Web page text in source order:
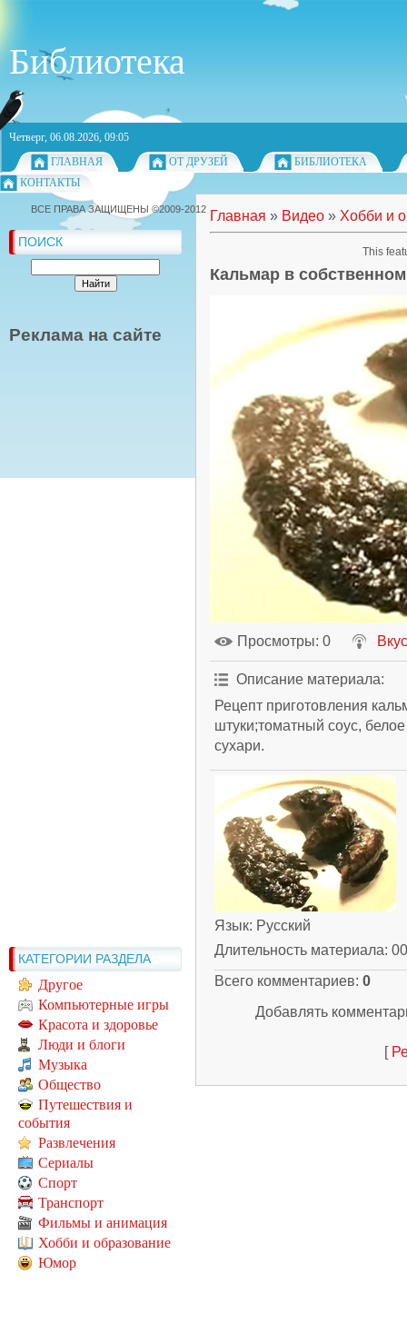
Библиотека
Четверг, 06.08.2026, 09:05
ГЛАВНАЯ
ОТ ДРУЗЕЙ
БИБЛИОТЕКА
КОНТАКТЫ
ПОИСК
Реклама на сайте
КАТЕГОРИИ РАЗДЕЛА
Другое
Компьютерные игры
Красота и здоровье
Люди и блоги
Музыка
Общество
Путешествия и
события
Развлечения
Сериалы
Спорт
Транспорт
Фильмы и анимация
Хобби и образование
Юмор
Главная » Видео » Хобби и
Кальмар в
Просмотры: 0
Описание материала:
Рецепт приготовления
штуки;томатный соус,
сухари.
Язык: Русский
Длительность материала:
Всего комментариев: 0
Добавлять
[
ВСЕ ПРАВА ЗАЩИЩЕНЫ ©2009-2012
This